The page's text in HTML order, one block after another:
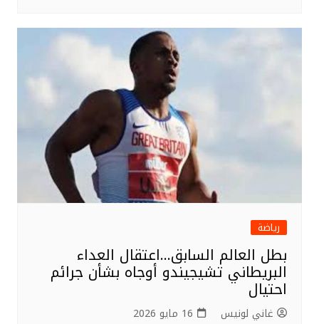
رياضة
بطل العالم السابق…اعتقال العداء
البريطاني تشيجيندو أوجاه بشأن جرائم
احتيال
غاني لونيس 16 مايو 2026